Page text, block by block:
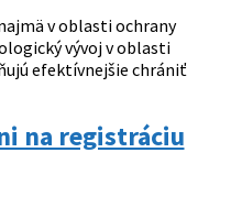
v oblasti ochrany
vývoj v oblasti
efektívnejšie chrániť
na registráciu